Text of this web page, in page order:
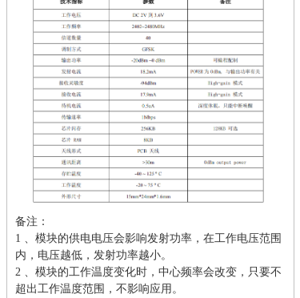
备注：
1 、模块的供电电压会影响发射功率，在工作电压范围
内，电压越低，发射功率越小。
2 、模块的工作温度变化时，中心频率会改变，只要不
超出工作温度范围，不影响应用。